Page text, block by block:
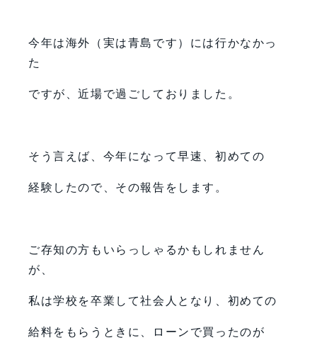
今年は海外（実は青島です）には行かなかっ
た
ですが、近場で過ごしておりました。
そう言えば、今年になって早速、初めての
経験したので、その報告をします。
ご存知の方もいらっしゃるかもしれません
が、
私は学校を卒業して社会人となり、初めての
給料をもらうときに、ローンで買ったのが